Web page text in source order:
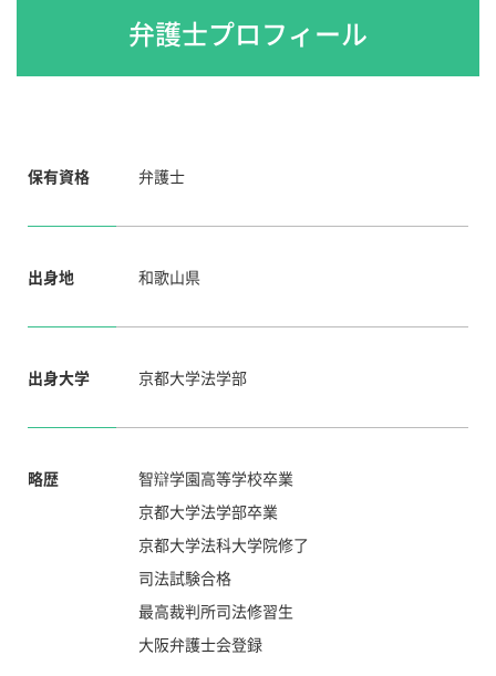
弁護士プロフィール
保有資格 弁護士
出身地 和歌山県
出身大学 京都大学法学部
略歴
智辯学園高等学校卒業
京都大学法学部卒業
京都大学法科大学院修了
司法試験合格
最高裁判所司法修習生
大阪弁護士会登録